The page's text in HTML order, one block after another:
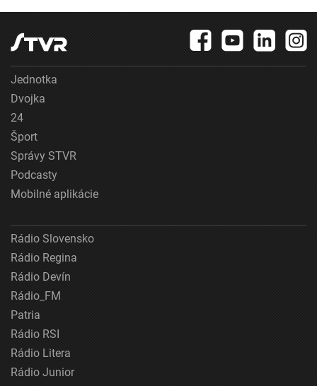
Jednotka
Dvojka
24
Šport
Správy STVR
Podcasty
Mobilné aplikácie
Rádio Slovensko
Rádio Regina
Rádio Devín
Rádio_FM
Patria
Rádio RSI
Rádio Litera
Rádio Junior